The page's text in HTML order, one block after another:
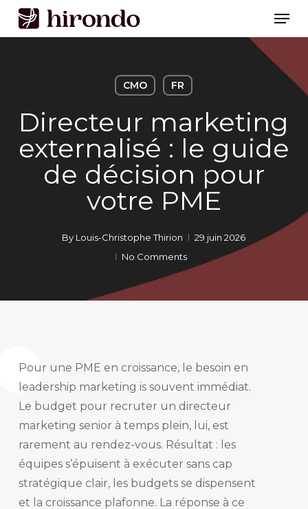
Skip
CMO FR
Directeur marketing
externalisé : le guide
de décision pour
votre PME
By Louis-Christophe Thirion
29 juin 2026
No Comments
Pour une PME en croissance, le besoin en
leadership marketing is souvent immédiat.
Le budget pour recruter un directeur
marketing senior à temps plein, lui, est
rarement au rendez-vous. Résultat : les
équipes s’épuisent à exécuter sans cap
stratégique clair, les budgets se dispensent
et la croissance plafonne. La réponse à ce
Menu